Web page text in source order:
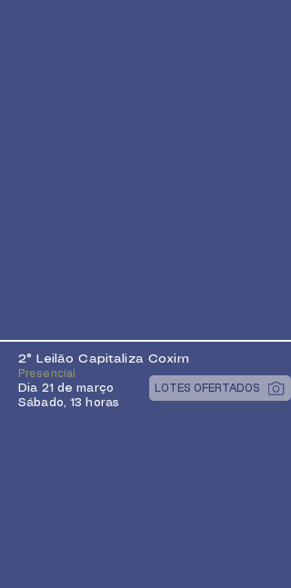
2° Leilão Capitaliza Coxim
Presencial
Dia 21 de março
Sábado, 13 horas
LOTES OFERTADOS